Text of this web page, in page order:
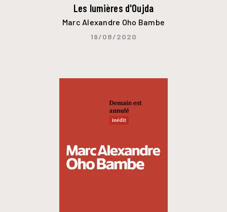
Les lumières d'Oujda
Marc Alexandre Oho Bambe
19/08/2020